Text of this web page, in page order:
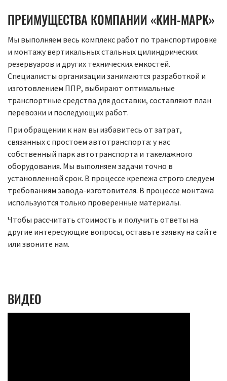
ПРЕИМУЩЕСТВА КОМПАНИИ «КИН-МАРК»
Мы выполняем весь комплекс работ по транспортировке
и монтажу вертикальных стальных цилиндрических
резервуаров и других технических емкостей.
Специалисты организации занимаются разработкой и
изготовлением ППР, выбирают оптимальные
транспортные средства для доставки, составляют план
перевозки и последующих работ.
При обращении к нам вы избавитесь от затрат,
связанных с простоем автотранспорта: у нас
собственный парк автотранспорта и такелажного
оборудования. Мы выполняем задачи точно в
установленной срок. В процессе крепежа строго следуем
требованиям завода-изготовителя. В процессе монтажа
используются только проверенные материалы.
Чтобы рассчитать стоимость и получить ответы на
другие интересующие вопросы, оставьте заявку на сайте
или звоните нам.
ВИДЕО